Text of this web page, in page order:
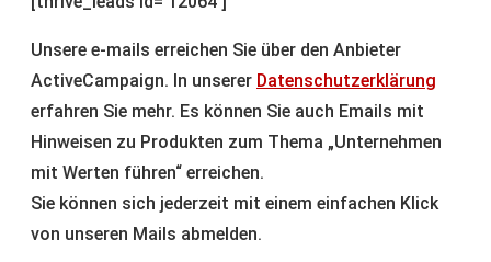
ActiveCampaign. In unserer Datenschutzerklärung
erfahren Sie mehr. Es können Sie auch Emails mit
Hinweisen zu Produkten zum Thema „Unternehmen
mit Werten führen“ erreichen.
Sie können sich jederzeit mit einem einfachen Klick
von unseren Mails abmelden.